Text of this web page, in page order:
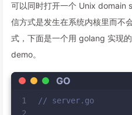
可以同时打开一个 Unix domain
信方式是发生在系统内核里而不
式，下面是一个用 golang 实现
demo。
GO
1
// server.go